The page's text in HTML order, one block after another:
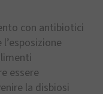
con antibiotici
l’esposizione
essere
la disbiosi